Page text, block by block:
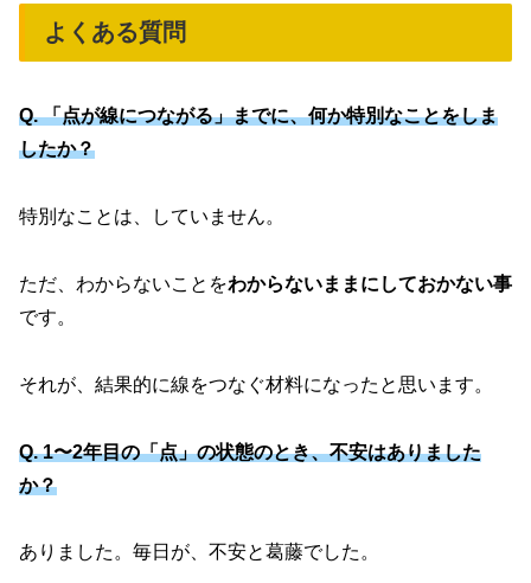
よくある質問
Q. 「点が線につながる」までに、何か特別なことをしま
したか？
特別なことは、していません。
ただ、わからないことをわからないままにしておかない事
です。
それが、結果的に線をつなぐ材料になったと思います。
Q. 1〜2年目の「点」の状態のとき、不安はありました
か？
ありました。毎日が、不安と葛藤でした。